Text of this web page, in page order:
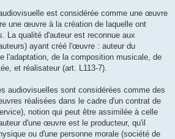
est considérée comme une œuvre
une œuvre à la création de laquelle ont
La qualité d'auteur est reconnue aux
ayant créé l'œuvre : auteur du
l'adaptation, de la composition musicale, de
et réalisateur (art. L113-7).
audiovisuelles sont considérées comme des
réalisées dans le cadre d'un contrat de
notion qui peut être assimilée à celle
d'une œuvre est le producteur, qu'il
ou d'une personne morale (société de